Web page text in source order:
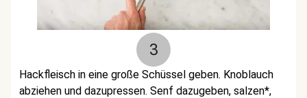
3
Hackfleisch in eine große Schüssel geben. Knoblauch
abziehen und dazupressen. Senf dazugeben, salzen*,